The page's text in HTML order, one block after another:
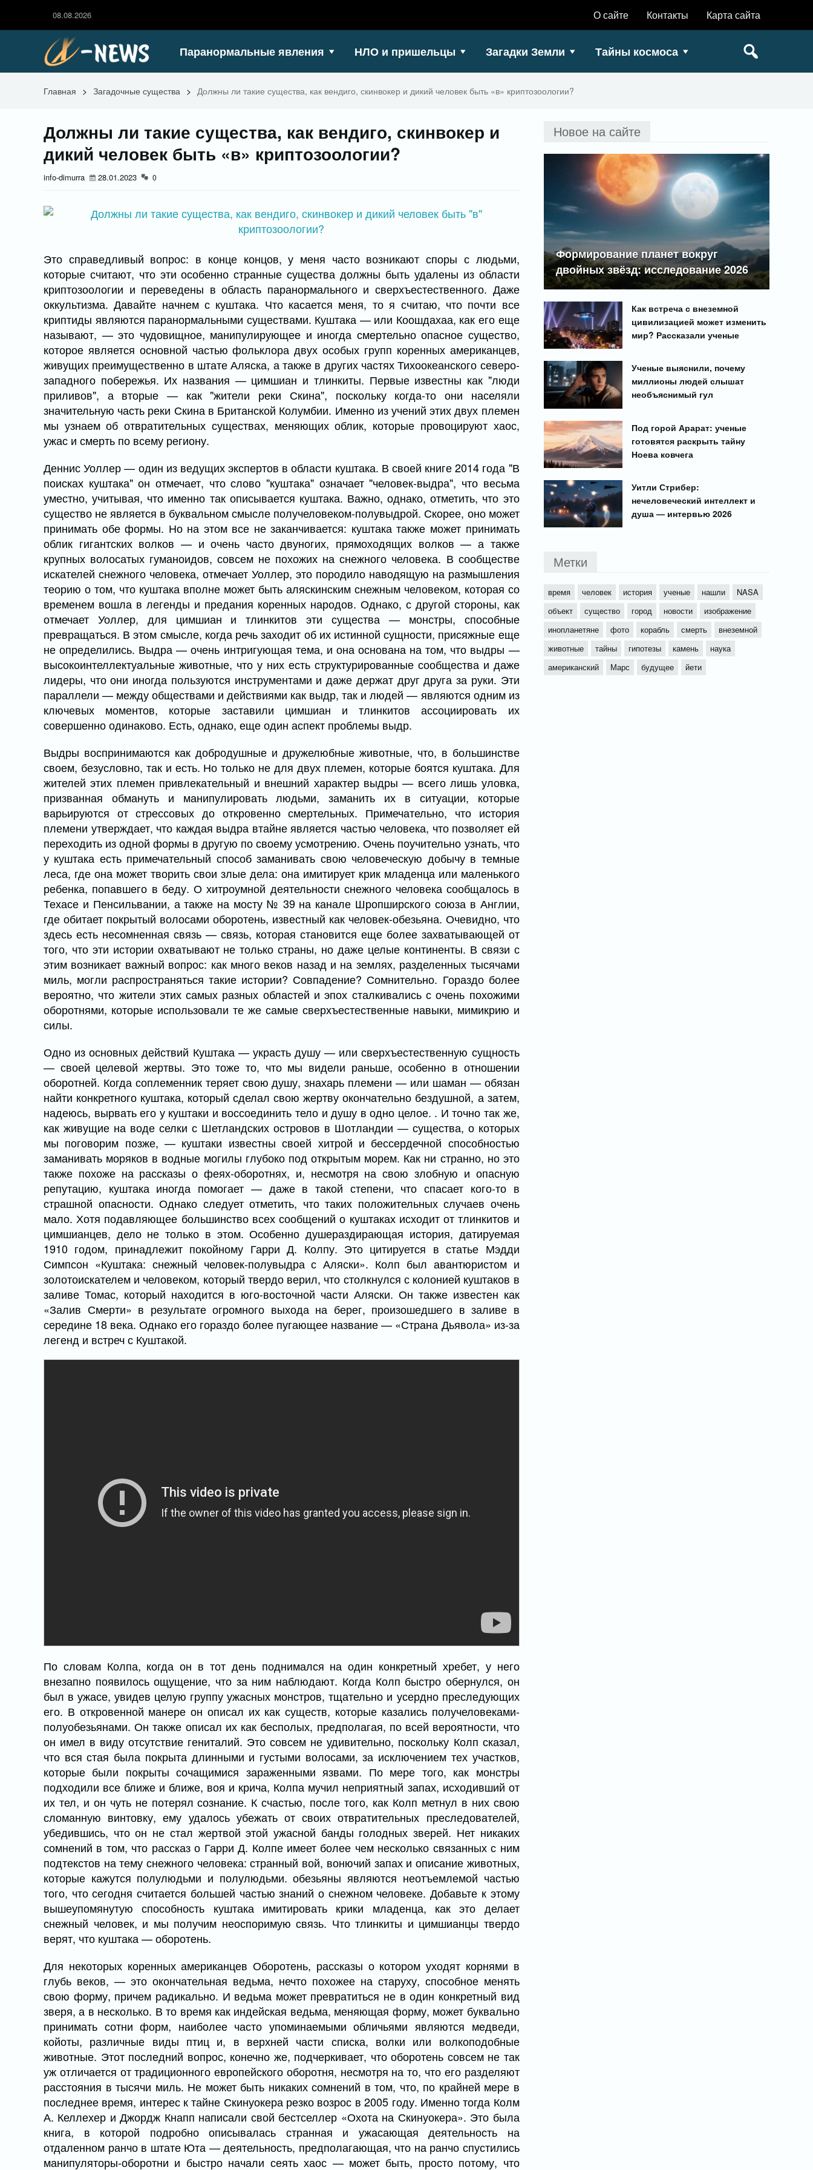
О сайте Контакты Карта сайта
08.08.2026
Паранормальные явления НЛО и пришельцы Загадки Земли Тайны космоса
Главная > Загадочные существа > Должны ли такие существа, как вендиго, скинвокер и дикий человек быть «в» криптозоологии?
Должны ли такие существа, как вендиго, скинвокер и
дикий человек быть «в» криптозоологии?
info-dimurra 28.01.2023 0
Это справедливый вопрос: в конце концов, у меня часто возникают споры с людьми,
которые считают, что эти особенно странные существа должны быть удалены из области
криптозоологии и переведены в область паранормального и сверхъестественного. Даже
оккультизма. Давайте начнем с куштака. Что касается меня, то я считаю, что почти все
криптиды являются паранормальными существами. Куштака — или Коошдахаа, как его еще
называют, — это чудовищное, манипулирующее и иногда смертельно опасное существо,
которое является основной частью фольклора двух особых групп коренных американцев,
живущих преимущественно в штате Аляска, а также в других частях Тихоокеанского северо-
западного побережья. Их названия — цимшиан и тлинкиты. Первые известны как "люди
приливов", а вторые — как "жители реки Скина", поскольку когда-то они населяли
значительную часть реки Скина в Британской Колумбии. Именно из учений этих двух племен
мы узнаем об отвратительных существах, меняющих облик, которые провоцируют хаос,
ужас и смерть по всему региону.
Деннис Уоллер — один из ведущих экспертов в области куштака. В своей книге 2014 года "В
поисках куштака" он отмечает, что слово "куштака" означает "человек-выдра", что весьма
уместно, учитывая, что именно так описывается куштака. Важно, однако, отметить, что это
существо не является в буквальном смысле получеловеком-полувыдрой. Скорее, оно может
принимать обе формы. Но на этом все не заканчивается: куштака также может принимать
облик гигантских волков — и очень часто двуногих, прямоходящих волков — а также
крупных волосатых гуманоидов, совсем не похожих на снежного человека. В сообществе
искателей снежного человека, отмечает Уоллер, это породило наводящую на размышления
теорию о том, что куштака вполне может быть аляскинским снежным человеком, которая со
временем вошла в легенды и предания коренных народов. Однако, с другой стороны, как
отмечает Уоллер, для цимшиан и тлинкитов эти существа — монстры, способные
превращаться. В этом смысле, когда речь заходит об их истинной сущности, присяжные еще
не определились. Выдра — очень интригующая тема, и она основана на том, что выдры —
высокоинтеллектуальные животные, что у них есть структурированные сообщества и даже
лидеры, что они иногда пользуются инструментами и даже держат друг друга за руки. Эти
параллели — между обществами и действиями как выдр, так и людей — являются одним из
ключевых моментов, которые заставили цимшиан и тлинкитов ассоциировать их
совершенно одинаково. Есть, однако, еще один аспект проблемы выдр.
Выдры воспринимаются как добродушные и дружелюбные животные, что, в большинстве
своем, безусловно, так и есть. Но только не для двух племен, которые боятся куштака. Для
жителей этих племен привлекательный и внешний характер выдры — всего лишь уловка,
призванная обмануть и манипулировать людьми, заманить их в ситуации, которые
варьируются от стрессовых до откровенно смертельных. Примечательно, что история
племени утверждает, что каждая выдра втайне является частью человека, что позволяет ей
переходить из одной формы в другую по своему усмотрению. Очень поучительно узнать, что
у куштака есть примечательный способ заманивать свою человеческую добычу в темные
леса, где она может творить свои злые дела: она имитирует крик младенца или маленького
ребенка, попавшего в беду. О хитроумной деятельности снежного человека сообщалось в
Техасе и Пенсильвании, а также на мосту № 39 на канале Шропширского союза в Англии,
где обитает покрытый волосами оборотень, известный как человек-обезьяна. Очевидно, что
здесь есть несомненная связь — связь, которая становится еще более захватывающей от
того, что эти истории охватывают не только страны, но даже целые континенты. В связи с
этим возникает важный вопрос: как много веков назад и на землях, разделенных тысячами
миль, могли распространяться такие истории? Совпадение? Сомнительно. Гораздо более
вероятно, что жители этих самых разных областей и эпох сталкивались с очень похожими
оборотнями, которые использовали те же самые сверхъестественные навыки, мимикрию и
силы.
Одно из основных действий Куштака — украсть душу — или сверхъестественную сущность
— своей целевой жертвы. Это тоже то, что мы видели раньше, особенно в отношении
оборотней. Когда соплеменник теряет свою душу, знахарь племени — или шаман — обязан
найти конкретного куштака, который сделал свою жертву окончательно бездушной, а затем,
надеюсь, вырвать его у куштаки и воссоединить тело и душу в одно целое. . И точно так же,
как живущие на воде селки с Шетландских островов в Шотландии — существа, о которых
мы поговорим позже, — куштаки известны своей хитрой и бессердечной способностью
заманивать моряков в водные могилы глубоко под открытым морем. Как ни странно, но это
также похоже на рассказы о феях-оборотнях, и, несмотря на свою злобную и опасную
репутацию, куштака иногда помогает — даже в такой степени, что спасает кого-то в
страшной опасности. Однако следует отметить, что таких положительных случаев очень
мало. Хотя подавляющее большинство всех сообщений о куштаках исходит от тлинкитов и
цимшианцев, дело не только в этом. Особенно душераздирающая история, датируемая
1910 годом, принадлежит покойному Гарри Д. Колпу. Это цитируется в статье Мэдди
Симпсон «Куштака: снежный человек-полувыдра с Аляски». Колп был авантюристом и
золотоискателем и человеком, который твердо верил, что столкнулся с колонией куштаков в
заливе Томас, который находится в юго-восточной части Аляски. Он также известен как
«Залив Смерти» в результате огромного выхода на берег, произошедшего в заливе в
середине 18 века. Однако его гораздо более пугающее название — «Страна Дьявола» из-за
легенд и встреч с Куштакой.
По словам Колпа, когда он в тот день поднимался на один конкретный хребет, у него
внезапно появилось ощущение, что за ним наблюдают. Когда Колп быстро обернулся, он
был в ужасе, увидев целую группу ужасных монстров, тщательно и усердно преследующих
его. В откровенной манере он описал их как существ, которые казались получеловеками-
полуобезьянами. Он также описал их как бесполых, предполагая, по всей вероятности, что
он имел в виду отсутствие гениталий. Это совсем не удивительно, поскольку Колп сказал,
что вся стая была покрыта длинными и густыми волосами, за исключением тех участков,
которые были покрыты сочащимися зараженными язвами. По мере того, как монстры
подходили все ближе и ближе, воя и крича, Колпа мучил неприятный запах, исходивший от
их тел, и он чуть не потерял сознание. К счастью, после того, как Колп метнул в них свою
сломанную винтовку, ему удалось убежать от своих отвратительных преследователей,
убедившись, что он не стал жертвой этой ужасной банды голодных зверей. Нет никаких
сомнений в том, что рассказ о Гарри Д. Колпе имеет более чем несколько связанных с ним
подтекстов на тему снежного человека: странный вой, вонючий запах и описание животных,
которые кажутся полулюдьми и полулюдьми. обезьяны являются неотъемлемой частью
того, что сегодня считается большей частью знаний о снежном человеке. Добавьте к этому
вышеупомянутую способность куштака имитировать крики младенца, как это делает
снежный человек, и мы получим неоспоримую связь. Что тлинкиты и цимшианцы твердо
верят, что куштака — оборотень.
Для некоторых коренных американцев Оборотень, рассказы о котором уходят корнями в
глубь веков, — это окончательная ведьма, нечто похожее на старуху, способное менять
свою форму, причем радикально. И ведьма может превратиться не в один конкретный вид
зверя, а в несколько. В то время как индейская ведьма, меняющая форму, может буквально
принимать сотни форм, наиболее часто упоминаемыми обличьями являются медведи,
койоты, различные виды птиц и, в верхней части списка, волки или волкоподобные
животные. Этот последний вопрос, конечно же, подчеркивает, что оборотень совсем не так
уж отличается от традиционного европейского оборотня, несмотря на то, что его разделяют
расстояния в тысячи миль. Не может быть никаких сомнений в том, что, по крайней мере в
последнее время, интерес к тайне Скинуокера резко возрос в 2005 году. Именно тогда Колм
А. Келлехер и Джордж Кнапп написали свой бестселлер «Охота на Скинуокера». Это была
книга, в которой подробно описывалась странная и ужасающая деятельность на
отдаленном ранчо в штате Юта — деятельность, предполагающая, что на ранчо спустились
манипуляторы-оборотни и быстро начали сеять хаос — может быть, просто потому, что
Новое на сайте
Формирование планет вокруг
двойных звёзд: исследование 2026
Как встреча с внеземной
цивилизацией может изменить
мир? Рассказали ученые
Ученые выяснили, почему
миллионы людей слышат
необъяснимый гул
Под горой Арарат: ученые
готовятся раскрыть тайну
Ноева ковчега
Уитли Стрибер:
нечеловеческий интеллект и
душа — интервью 2026
Метки
время человек история ученые нашли
NASA
объект
существо город новости
изображение
инопланетяне
фото корабль смерть
внеземной
животные
тайны гипотезы камень
наука
американский
Марс будущее йети